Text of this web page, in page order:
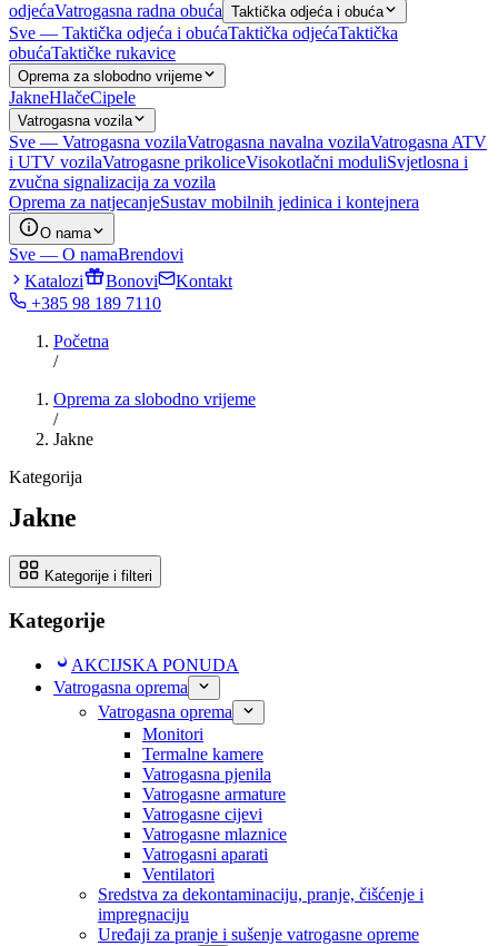
odjećaVatrogasna radna obuća Taktička odjeća i obuća
Sve — Taktička odjeća i obućaTaktička odjećaTaktička
obućaTaktičke rukavice
Oprema za slobodno vrijeme
JakneHlačeCipele
Vatrogasna vozila
Sve — Vatrogasna vozilaVatrogasna navalna vozilaVatrogasna ATV
i UTV vozilaVatrogasne prikoliceVisokotlačni moduliSvjetlosna i
zvučna signalizacija za vozila
Oprema za natjecanjeSustav mobilnih jedinica i kontejnera
O nama
Sve — O namaBrendovi
Katalozi
Bonovi
Kontakt
+385 98 189 7110
Početna
/
Oprema za slobodno vrijeme
/
Jakne
Kategorija
Jakne
Kategorije i filteri
Kategorije
AKCIJSKA PONUDA
Vatrogasna oprema
Vatrogasna oprema
Monitori
Termalne kamere
Vatrogasna pjenila
Vatrogasne armature
Vatrogasne cijevi
Vatrogasne mlaznice
Vatrogasni aparati
Ventilatori
Sredstva za dekontaminaciju, pranje, čišćenje i
impregnaciju
Uređaji za pranje i sušenje vatrogasne opreme